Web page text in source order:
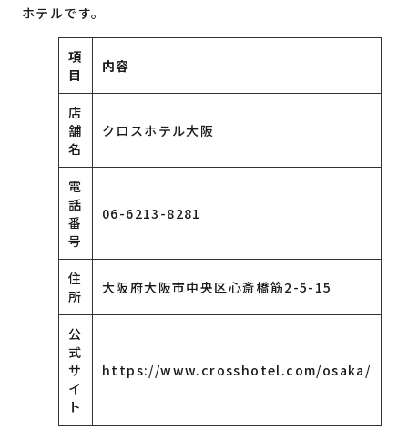
ホテルです。
項
目
内容
店
舗
名
クロスホテル大阪
電
話
番
号
06-6213-8281
住
所
大阪府大阪市中央区心斎橋筋2-5-15
公
式
サ
イ
ト
https://www.crosshotel.com/osaka/